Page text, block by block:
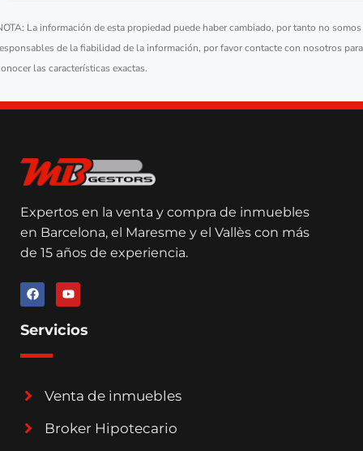
La información de esta propiedad puede haber cambiado, por tanto no somos
de la fiabilidad de la información, por favor contacte con nosotros para
las características exactas.
Expertos en la venta y compra de inmuebles
en Barcelona, el Maresme y el Vallès con más
de 15 años de experiencia.
Servicios
Venta de inmuebles
Broker Hipotecario